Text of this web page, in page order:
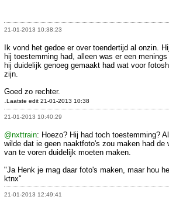
21-01-2013 10:38:23
Ik vond het gedoe er over toendertijd al onzin.
hij toestemming had, alleen was er een
hij duidelijk genoeg gemaakt had wat voor
zijn.
Goed zo rechter.
.Laatste edit 21-01-2013 10:38
21-01-2013 10:40:29
@nxttrain: Hoezo? Hij had toch toestemming?
wilde dat ie geen naaktfoto's zou maken had de
van te voren duidelijk moeten maken.
"Ja Henk je mag daar foto's maken, maar hou
ktnx"
21-01-2013 12:49:41